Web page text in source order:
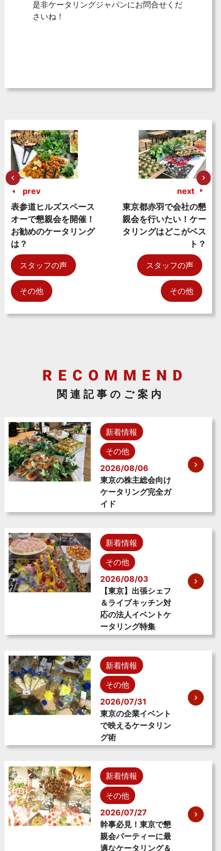
是非ケータリングジャパンにお問合せくだ
さいね！
prev
表参道ヒルズスペース
オーで懇親会を開催！
お勧めのケータリング
は？
スタッフの声
その他
next
東京都赤羽で会社の懇
親会を行いたい！ケー
タリングはどこがベス
ト？
スタッフの声
その他
関連記事のご案内
新着情報
その他
2026/08/06
東京の株主総会向け
ケータリング完全ガ
イド
新着情報
その他
2026/08/03
【東京】出張シェフ
＆ライブキッチン対
応の法人イベントケ
ータリング特集
新着情報
その他
2026/07/31
東京の企業イベント
で映えるケータリン
グ術
新着情報
その他
2026/07/27
幹事必見！東京で懇
親会パーティーに最
適なケータリング＆